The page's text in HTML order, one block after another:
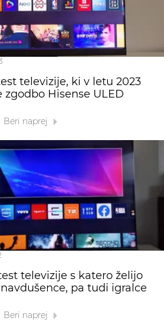
televizije, ki v letu 2023
Hisense ULED
Beri naprej
televizije s katero želijo
pa tudi igralce
Beri naprej